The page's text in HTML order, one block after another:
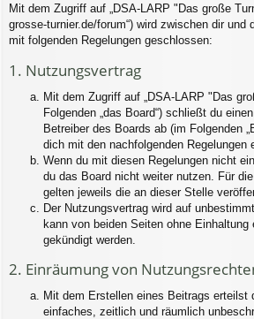
riff
Mit dem Zugriff auf „DSA-LARP "Das große
grosse-turnier.de/forum“) wird zwischen dir und
mit folgenden Regelungen geschlossen:
1. Nutzungsvertrag
Mit dem Zugriff auf „DSA-LARP "Das
Folgenden „das Board“) schließt du
Betreiber des Boards ab (im Folgenden
dich mit den nachfolgenden Regelungen
Wenn du mit diesen Regelungen nicht
du das Board nicht weiter nutzen. Für
gelten jeweils die an dieser Stelle
Der Nutzungsvertrag wird auf
kann von beiden Seiten ohne
gekündigt werden.
2. Einräumung von
Mit dem Erstellen eines Beitrags erteilst
einfaches, zeitlich und räumlich